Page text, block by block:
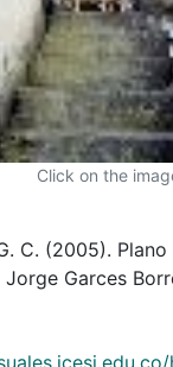
Click on the
C. (2005).
Garces